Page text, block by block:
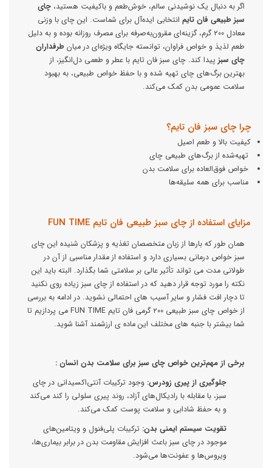
اگر به دنبال یک نوشیدنی سالم، خوش‌طعم و باکیفیت هستید، چای
سبز طبیعی فان تایم انتخابی ایده‌آل برای شماست. این چای با وزنی
معادل ۲۰۰ گرم، گزینه‌ای مقرون‌به‌صرفه برای مصرف روزانه بوده و به دلیل
طعم لذیذ و خواص فراوان، توانسته جایگاه ویژه‌ای در میان طرفداران
چای سبز پیدا کند. چای سبز فان تایم با عطر و طعمی دل‌انگیز، از
بهترین برگ‌های چای تهیه شده و با حفظ خواص طبیعی، به بهبود
سلامت عمومی بدن کمک می‌کند.
چرا چای سبز فان تایم؟
کیفیت بالا و طعم اصیل
تهیه‌شده از برگ‌های طبیعی چای
خواص فوق‌العاده برای سلامت بدن
مناسب برای همه سلیقه‌ها
مزایای استفاده از چای سبز طبیعی فان تایم FUN TIME
همان طور که بارها از زبان متخصصان تغذیه و پزشکان شنیده این چای
سبز خواص درمانی بسیاری دارد و استفاده از مقدار مناسبی از آن در
طولانی مدت می تواند تأثیر عالی بر سلامتی شما بگذارد. البته باید این
نکته را مورد توجه قرار دهید که در استفاده از چای سبز زیاده روی نکنید
تا دچار افت فشار و سایر آسیب های احتمالی نشوید. در ادامه به بررسی
از خواص چای سبز طبیعی ۲۰۰ گرمی فان تایم FUN TIME می پردازیم تا
شما بیشتر با جنبه های مختلف این ماده ی ارزشمند آشنا شوید.
برخی از مهم‌ترین خواص چای سبز برای سلامت بدن انسان :
جلوگیری از پیری زودرس: وجود ترکیبات آنتی‌اکسیدانی در چای
سبز، با مقابله با رادیکال‌های آزاد، روند پیری سلولی را کند می‌کند
و به حفظ شادابی و سلامت پوست کمک می‌کند.
تقویت سیستم ایمنی بدن: ترکیبات پلی‌فنول و ویتامین‌های
موجود در چای سبز باعث افزایش مقاومت بدن در برابر بیماری‌ها،
ویروس‌ها و عفونت‌ها می‌شود.